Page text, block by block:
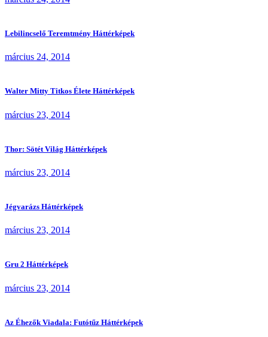
Lebilincselő Teremtmény Háttérképek
március 24, 2014
Walter Mitty Titkos Élete Háttérképek
március 23, 2014
Thor: Sötét Világ Háttérképek
március 23, 2014
Jégvarázs Háttérképek
március 23, 2014
Gru 2 Háttérképek
március 23, 2014
Az Éhezők Viadala: Futótűz Háttérképek